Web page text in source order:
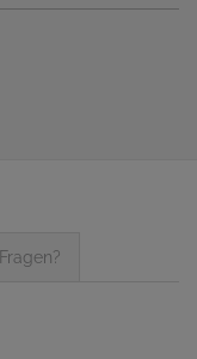
Fragen?